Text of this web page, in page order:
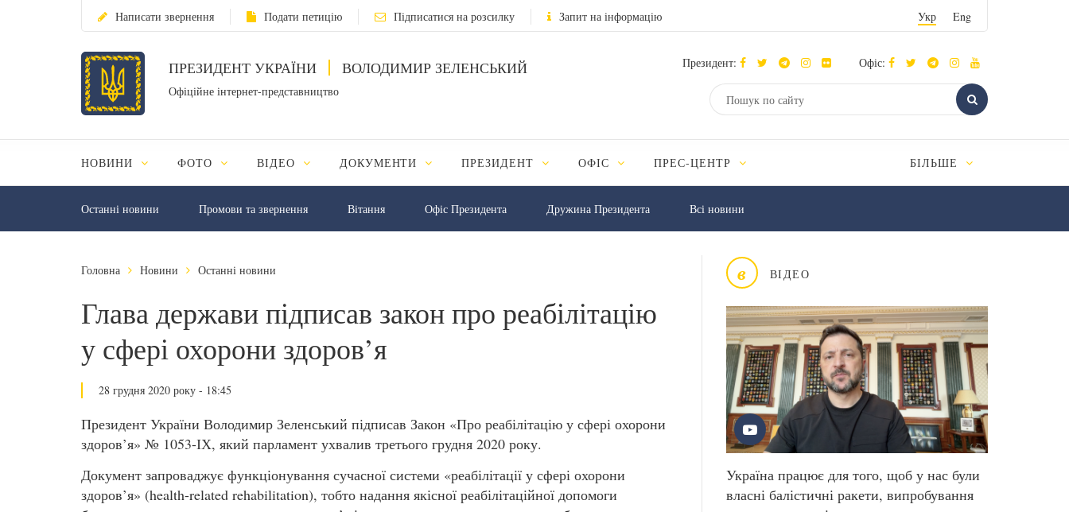
Написати звернення Подати петицію Підписатися на розсилку Запит на інформацію Укр Eng
ПРЕЗИДЕНТ УКРАЇНИ ВОЛОДИМИР ЗЕЛЕНСЬКИЙ
Офіційне інтернет-представництво
Президент: Офіс:
НОВИНИ ФОТО ВІДЕО ДОКУМЕНТИ ПРЕЗИДЕНТ ОФІС ПРЕС-ЦЕНТР БІЛЬШЕ
Останні новини Промови та звернення Вiтання Офіс Президента Дружина Президента Всі новини
в ВІДЕО
Україна працює для того, щоб у нас були
власні балістичні ракети, випробування
Головна Новини Останні новини
Глава держави підписав закон про реабілітацію
у сфері охорони здоров’я
28 грудня 2020 року - 18:45
Президент України Володимир Зеленський підписав Закон «Про реабілітацію у сфері охорони
здоров’я» № 1053-ІХ, який парламент ухвалив третього грудня 2020 року.
Документ запроваджує функціонування сучасної системи «реабілітації у сфері охорони
здоров’я» (health-related rehabilitation), тобто надання якісної реабілітаційної допомоги